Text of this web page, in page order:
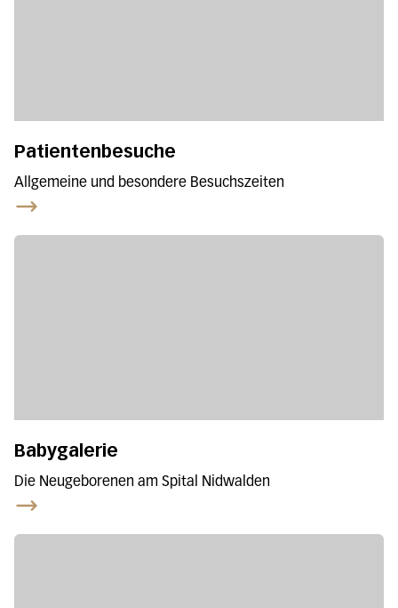
Patientenbesuche
Allgemeine und besondere Besuchszeiten
Babygalerie
Die Neugeborenen am Spital Nidwalden